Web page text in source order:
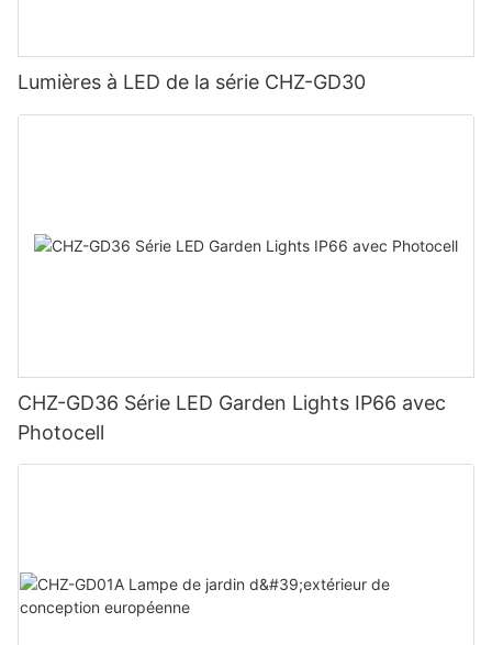
Lumières à LED de la série CHZ-GD30
CHZ-GD36 Série LED Garden Lights IP66 avec
Photocell